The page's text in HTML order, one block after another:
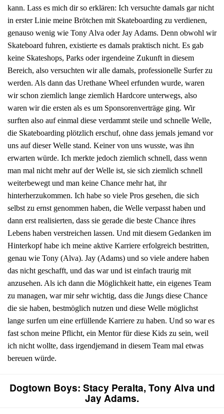
kann. Lass es mich dir so erklären: Ich versuchte damals gar nicht
in erster Linie meine Brötchen mit Skateboarding zu verdienen,
genauso wenig wie Tony Alva oder Jay Adams. Denn obwohl wir
Skateboard fuhren, existierte es damals praktisch nicht. Es gab
keine Skateshops, Parks oder irgendeine Zukunft in diesem
Bereich, also versuchten wir alle damals, professionelle Surfer zu
werden. Als dann das Urethane Wheel erfunden wurde, waren
wir schon ziemlich lange ziemlich Hardcore unterwegs, also
waren wir die ersten als es um Sponsorenverträge ging. Wir
surften also auf einmal diese verdammt steile und schnelle Welle,
die Skateboarding plötzlich erschuf, ohne dass jemals jemand vor
uns auf dieser Welle stand. Keiner von uns wusste, was ihn
erwarten würde. Ich merkte jedoch ziemlich schnell, dass wenn
man mal nicht mehr auf der Welle ist, sie sich ziemlich schnell
weiterbewegt und man keine Chance mehr hat, ihr
hinterherzukommen. Ich habe so viele Pros gesehen, die sich
selbst zu ernst genommen haben, die Welle verpasst haben und
dann erst realisierten, dass sie gerade die beste Chance ihres
Lebens haben verstreichen lassen. Und mit diesem Gedanken im
Hinterkopf habe ich meine aktive Karriere erfolgreich bestritten,
genau wie Tony (Alva). Jay (Adams) und so viele andere haben
das nicht geschafft, und das war und ist einfach traurig mit
anzusehen. Als ich dann die Möglichkeit hatte, ein eigenes Team
zu managen, war mir sehr wichtig, dass die Jungs diese Chance
die sie haben, bestmöglich nutzen und diese Welle möglichst
lange surfen um eine erfüllende Karriere zu haben. Und so war es
fast schon meine Pflicht, ein Mentor für diese Kids zu sein, weil
ich nicht wollte, dass irgendjemand in diesem Team mal etwas
bereuen würde.
Dogtown Boys: Stacy Peralta, Tony Alva und
Jay Adams.